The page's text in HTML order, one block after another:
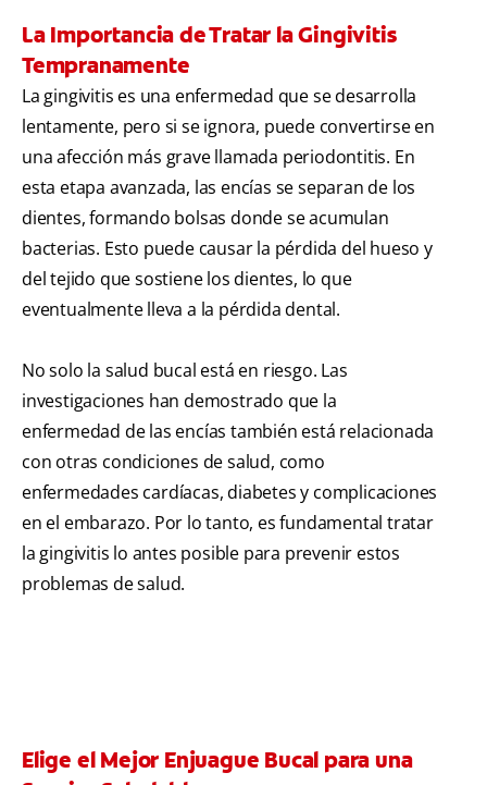
La Importancia de Tratar la Gingivitis
Tempranamente
La gingivitis es una enfermedad que se desarrolla
lentamente, pero si se ignora, puede convertirse en
una afección más grave llamada periodontitis. En
esta etapa avanzada, las encías se separan de los
dientes, formando bolsas donde se acumulan
bacterias. Esto puede causar la pérdida del hueso y
del tejido que sostiene los dientes, lo que
eventualmente lleva a la pérdida dental.
No solo la salud bucal está en riesgo. Las
investigaciones han demostrado que la
enfermedad de las encías también está relacionada
con otras condiciones de salud, como
enfermedades cardíacas, diabetes y complicaciones
en el embarazo. Por lo tanto, es fundamental tratar
la gingivitis lo antes posible para prevenir estos
problemas de salud.
Elige el Mejor Enjuague Bucal para una